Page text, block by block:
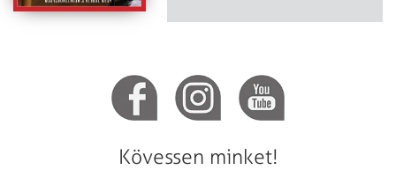
Kövessen minket!